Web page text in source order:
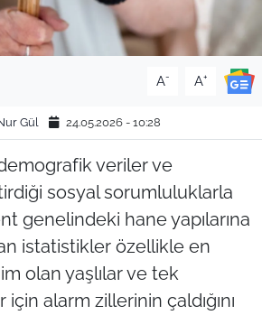
A- A+
Gül 24.05.2026 - 10:28
veriler ve
sosyal sorumluluklarla
genelindeki hane yapılarına
istatistikler özellikle en
olan yaşlılar ve tek
alarm zillerinin çaldığını